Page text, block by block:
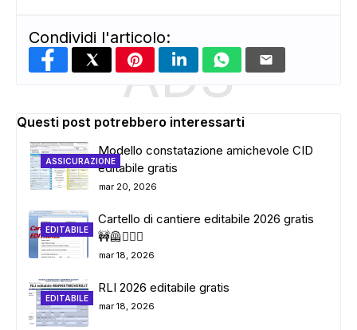
ADS
Condividi l'articolo:
Questi post potrebbero interessarti
ASSICURAZIONE
Modello constatazione amichevole CID
editabile gratis
mar 20, 2026
EDITABILE
Cartello di cantiere editabile 2026 gratis
🚧🦺👷🏼‍♂️
mar 18, 2026
EDITABILE
RLI 2026 editabile gratis
mar 18, 2026